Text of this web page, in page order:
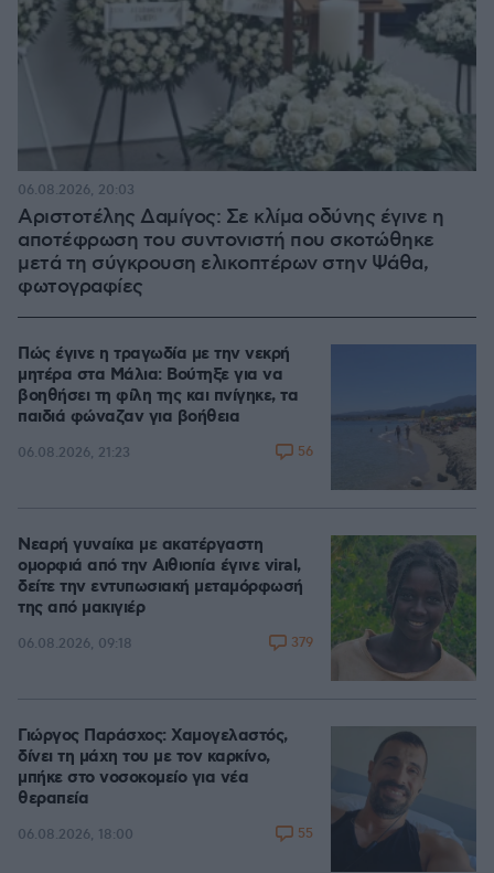
Αριστοτέλης Δαμίγος: Σε κλίμα οδύνης έγινε η
αποτέφρωση του συντονιστή που σκοτώθηκε
μετά τη σύγκρουση ελικοπτέρων στην Ψάθα,
φωτογραφίες
06.08.2026, 20:03
Πώς έγινε η τραγωδία με την νεκρή
μητέρα στα Μάλια: Βούτηξε για να
βοηθήσει τη φίλη της και πνίγηκε, τα
παιδιά φώναζαν για βοήθεια
06.08.2026, 21:23 56
Νεαρή γυναίκα με ακατέργαστη
ομορφιά από την Αιθιοπία έγινε viral,
δείτε την εντυπωσιακή μεταμόρφωσή
της από μακιγιέρ
06.08.2026, 09:18 379
Γιώργος Παράσχος: Χαμογελαστός,
δίνει τη μάχη του με τον καρκίνο,
μπήκε στο νοσοκομείο για νέα
θεραπεία
06.08.2026, 18:00 55